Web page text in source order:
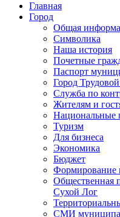
Главная
Город
Общая
Символика
Наша история
Почетные
Паспорт
Город
Служба по
Жителям и
Национальные
Туризм
Для бизнеса
Экономика
Бюджет
Формирование
Общественная
Сухой Лог
СМИ